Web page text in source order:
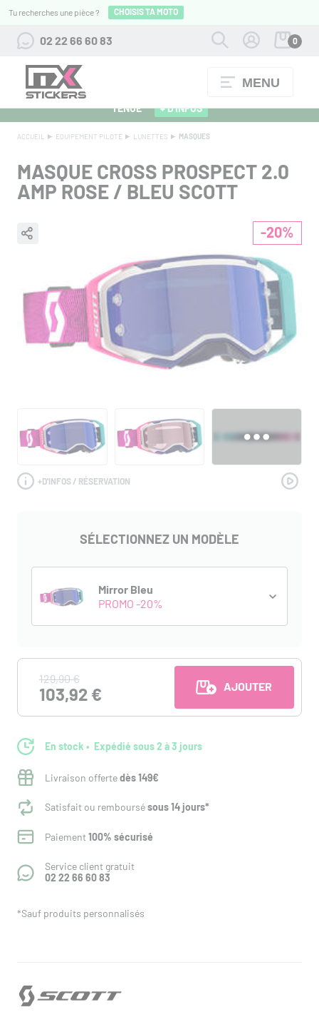
Tu recherches une pièce ? CHOISIS TA MOTO
02 22 66 60 83 0
MENU
ALPINESTARS 27 : FLOCAGE OFFERT POUR L'ACHAT D'UNE
TENUE
+ D'INFOS
ACCUEIL EQUIPEMENT PILOTE LUNETTES MASQUES
MASQUE CROSS PROSPECT 2.0
AMP ROSE / BLEU SCOTT
-20%
+D'INFOS / RÉSERVATION
SÉLECTIONNEZ UN MODÈLE
Mirror Bleu
PROMO -20%
129,90 €
103,92 € AJOUTER AU
En stock Expédié sous 2 à 3 jours
Livraison offertedès 149€
Satisfait ou remboursésous 14 jours*
Paiement100% sécurisé
Service client gratuit
02 22 66 60 83
*Sauf produits personnalisés